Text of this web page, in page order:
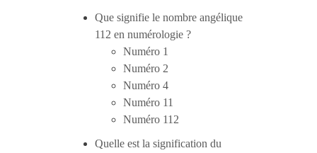
Que signifie le nombre angélique
112 en numérologie ?
Numéro 1
Numéro 2
Numéro 4
Numéro 11
Numéro 112
Quelle est la signification du